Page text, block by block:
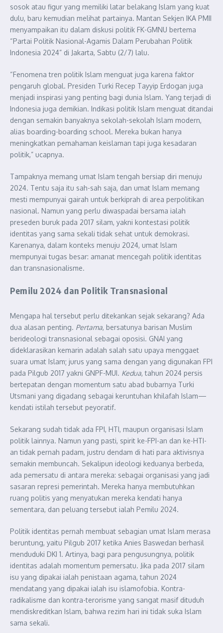
sosok atau figur yang memiliki latar belakang Islam yang kuat
dulu, baru kemudian melihat partainya. Mantan Sekjen IKA PMII
menyampaikan itu dalam diskusi politik FK-GMNU bertema
“Partai Politik Nasional-Agamis Dalam Perubahan Politik
Indonesia 2024” di Jakarta, Sabtu (2/7) lalu.
“Fenomena tren politik Islam menguat juga karena faktor
pengaruh global. Presiden Turki Recep Tayyip Erdogan juga
menjadi inspirasi yang penting bagi dunia Islam. Yang terjadi di
Indonesia juga demikian. Indikasi politik Islam menguat ditandai
dengan semakin banyaknya sekolah-sekolah Islam modern,
alias boarding-boarding school. Mereka bukan hanya
meningkatkan pemahaman keislaman tapi juga kesadaran
politik,” ucapnya.
Tampaknya memang umat Islam tengah bersiap diri menuju
2024. Tentu saja itu sah-sah saja, dan umat Islam memang
mesti mempunyai gairah untuk berkiprah di area perpolitikan
nasional. Namun yang perlu diwaspadai bersama ialah
preseden buruk pada 2017 silam, yakni kontestasi politik
identitas yang sama sekali tidak sehat untuk demokrasi.
Karenanya, dalam konteks menuju 2024, umat Islam
mempunyai tugas besar: amanat mencegah politik identitas
dan transnasionalisme.
Pemilu 2024 dan Politik Transnasional
Mengapa hal tersebut perlu ditekankan sejak sekarang? Ada
dua alasan penting. Pertama, bersatunya barisan Muslim
berideologi transnasional sebagai oposisi. GNAI yang
dideklarasikan kemarin adalah salah satu upaya menggaet
suara umat Islam; jurus yang sama dengan yang digunakan FPI
pada Pilgub 2017 yakni GNPF-MUI. Kedua, tahun 2024 persis
bertepatan dengan momentum satu abad bubarnya Turki
Utsmani yang digadang sebagai keruntuhan khilafah Islam—
kendati istilah tersebut peyoratif.
Sekarang sudah tidak ada FPI, HTI, maupun organisasi Islam
politik lainnya. Namun yang pasti, spirit ke-FPI-an dan ke-HTI-
an tidak pernah padam, justru dendam di hati para aktivisnya
semakin membuncah. Sekalipun ideologi keduanya berbeda,
ada pemersatu di antara mereka: sebagai organisasi yang jadi
sasaran represi pemerintah. Mereka hanya membutuhkan
ruang politis yang menyatukan mereka kendati hanya
sementara, dan peluang tersebut ialah Pemilu 2024.
Politik identitas pernah membuat sebagian umat Islam merasa
beruntung, yaitu Pilgub 2017 ketika Anies Baswedan berhasil
menduduki DKI 1. Artinya, bagi para pengusungnya, politik
identitas adalah momentum pemersatu. Jika pada 2017 silam
isu yang dipakai ialah penistaan agama, tahun 2024
mendatang yang dipakai ialah isu islamofobia. Kontra-
radikalisme dan kontra-terorisme yang sangat masif dituduh
mendiskreditkan Islam, bahwa rezim hari ini tidak suka Islam
sama sekali.